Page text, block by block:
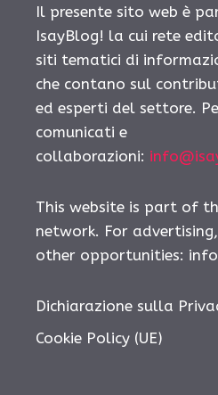
Il presente sito web è
IsayBlog! la cui rete
siti tematici di
che contano sul
ed esperti del settore.
comunicati e
collaborazioni:
This website is part of
network. For
other opportunities:
Dichiarazione sulla
Cookie Policy (UE)